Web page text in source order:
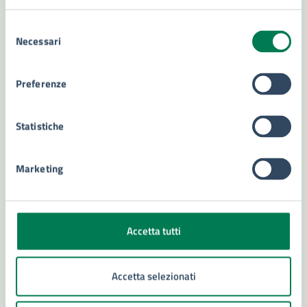
delNecessari
Preferenze
Statistiche
Marketing
Accetta tutti
Accetta selezionati
culturali, turismo e università